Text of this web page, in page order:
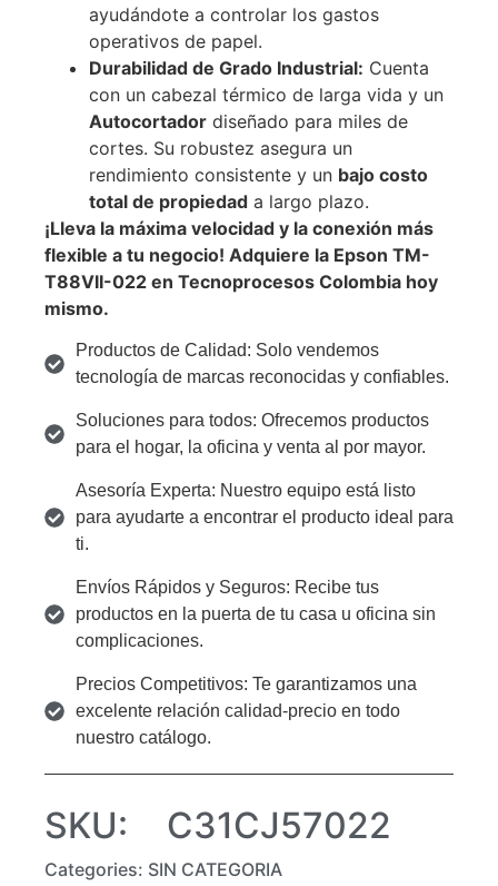
ayudándote a controlar los gastos
operativos de papel.
Durabilidad de Grado Industrial: Cuenta
con un cabezal térmico de larga vida y un
Autocortador diseñado para miles de
cortes. Su robustez asegura un
rendimiento consistente y un bajo costo
total de propiedad a largo plazo.
¡Lleva la máxima velocidad y la conexión más
flexible a tu negocio! Adquiere la Epson TM-
T88VII-022 en Tecnoprocesos Colombia hoy
mismo.
Productos de Calidad: Solo vendemos
tecnología de marcas reconocidas y confiables.
Soluciones para todos: Ofrecemos productos
para el hogar, la oficina y venta al por mayor.
Asesoría Experta: Nuestro equipo está listo
para ayudarte a encontrar el producto ideal para
ti.
Envíos Rápidos y Seguros: Recibe tus
productos en la puerta de tu casa u oficina sin
complicaciones.
Precios Competitivos: Te garantizamos una
excelente relación calidad-precio en todo
nuestro catálogo.
SKU: C31CJ57022
Categories: SIN CATEGORIA